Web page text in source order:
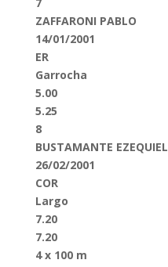
ZAFFARONI PABLO
14/01/2001
ER
Garrocha
5.00
5.25
8
BUSTAMANTE EZEQUIEL
26/02/2001
COR
Largo
7.20
7.20
4 x 100 m